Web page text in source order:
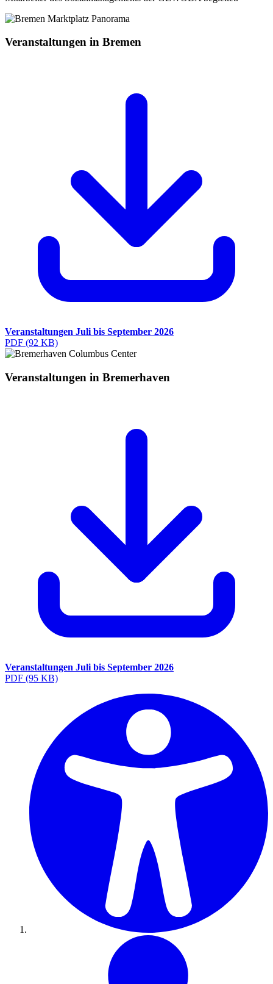
Veranstaltungen in Bremen
Veranstaltungen Juli bis September 2026
PDF (92 KB)
Veranstaltungen in Bremerhaven
Veranstaltungen Juli bis September 2026
PDF (95 KB)